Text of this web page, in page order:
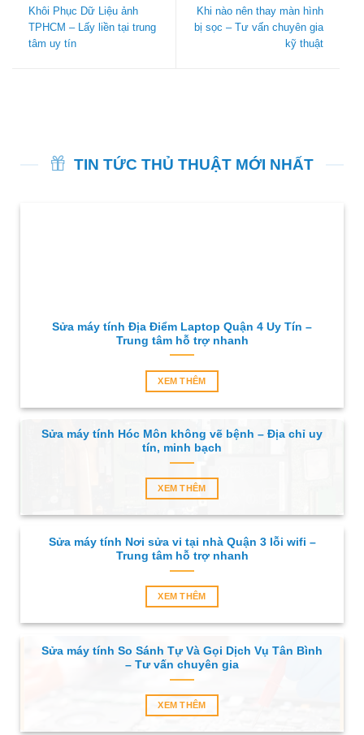
Khôi Phục Dữ Liệu ảnh
TPHCM – Lấy liền tại trung
tâm uy tín
Khi nào nên thay màn hình
bị sọc – Tư vấn chuyên gia
kỹ thuật
TIN TỨC THỦ THUẬT MỚI NHẤT
Sửa máy tính Địa Điểm Laptop Quận 4 Uy Tín –
Trung tâm hỗ trợ nhanh
XEM THÊM
Sửa máy tính Hóc Môn không vẽ bệnh – Địa chỉ uy
tín, minh bạch
XEM THÊM
Sửa máy tính Nơi sửa vi tại nhà Quận 3 lỗi wifi –
Trung tâm hỗ trợ nhanh
XEM THÊM
Sửa máy tính So Sánh Tự Và Gọi Dịch Vụ Tân Bình
– Tư vấn chuyên gia
XEM THÊM